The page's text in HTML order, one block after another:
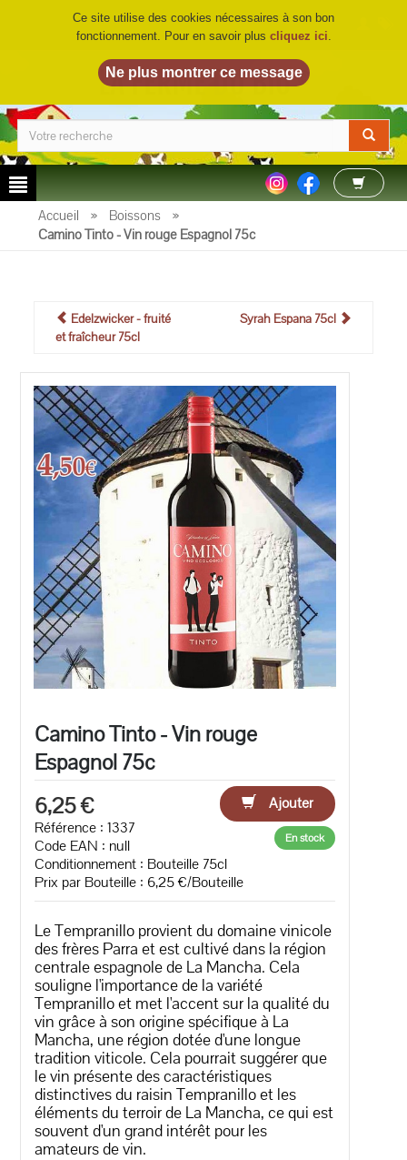
LA FERME DU BIO©
Accueil » Boissons
»
Camino Tinto - Vin rouge Espagnol 75c
Edelzwicker - fruité
et fraîcheur 75cl
Syrah Espana 75cl
Camino Tinto - Vin rouge
Espagnol 75c
6,25 €
Ajouter
Référence : 1337
Code EAN : null
Conditionnement : Bouteille 75cl
Prix par Bouteille : 6,25 €/Bouteille
En stock
Le Tempranillo provient du domaine vinicole
des frères Parra et est cultivé dans la région
centrale espagnole de La Mancha. Cela
souligne l'importance de la variété
Tempranillo et met l'accent sur la qualité du
vin grâce à son origine spécifique à La
Mancha, une région dotée d'une longue
tradition viticole. Cela pourrait suggérer que
le vin présente des caractéristiques
distinctives du raisin Tempranillo et les
éléments du terroir de La Mancha, ce qui est
souvent d'un grand intérêt pour les
amateurs de vin.
Ce site utilise des cookies nécessaires à son bon
fonctionnement. Pour en savoir plus cliquez ici.